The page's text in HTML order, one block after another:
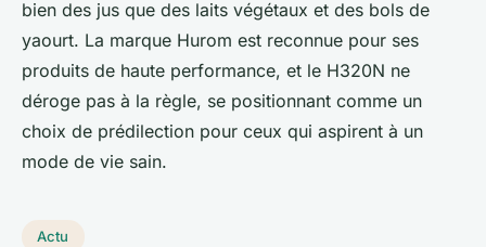
bien des jus que des laits végétaux et des bols de
yaourt. La marque Hurom est reconnue pour ses
produits de haute performance, et le H320N ne
déroge pas à la règle, se positionnant comme un
choix de prédilection pour ceux qui aspirent à un
mode de vie sain.
Actu